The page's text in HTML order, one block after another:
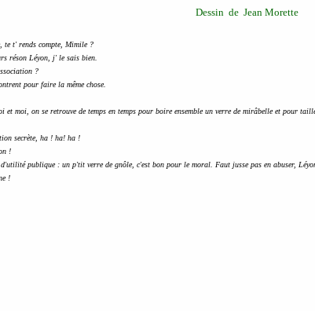
Dessin de Jean Morette
te t' rends compte, Mimile ?
réson Léyon, j' le sais bien.
?
pour faire la même chose.
et moi, on se retrouve de temps en temps pour boire ensemble un verre de mirâbelle et pour
secrète, ha ! ha! ha !
!
publique : un p'tit verre de gnôle, c'est bon pour le moral. Faut jusse pas en abuser,
!